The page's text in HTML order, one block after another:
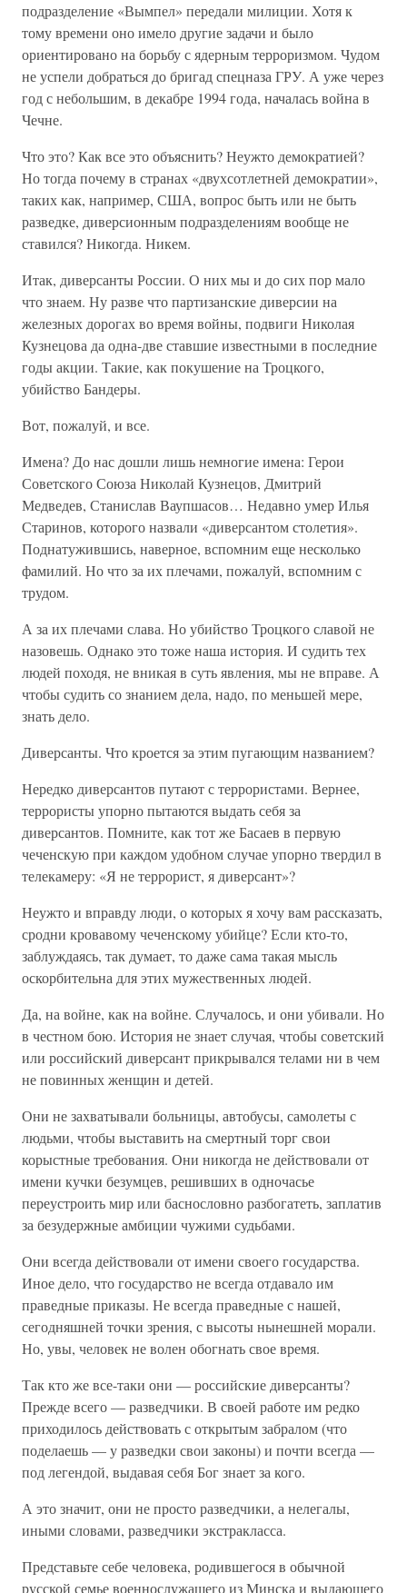
подразделение «Вымпел» передали милиции. Хотя к
тому времени оно имело другие задачи и было
ориентировано на борьбу с ядерным терроризмом. Чудом
не успели добраться до бригад спецназа ГРУ. А уже через
год с небольшим, в декабре 1994 года, началась война в
Чечне.
Что это? Как все это объяснить? Неужто демократией?
Но тогда почему в странах «двухсотлетней демократии»,
таких как, например, США, вопрос быть или не быть
разведке, диверсионным подразделениям вообще не
ставился? Никогда. Никем.
Итак, диверсанты России. О них мы и до сих пор мало
что знаем. Ну разве что партизанские диверсии на
железных дорогах во время войны, подвиги Николая
Кузнецова да одна-две ставшие известными в последние
годы акции. Такие, как покушение на Троцкого,
убийство Бандеры.
Вот, пожалуй, и все.
Имена? До нас дошли лишь немногие имена: Герои
Советского Союза Николай Кузнецов, Дмитрий
Медведев, Станислав Ваупшасов… Недавно умер Илья
Старинов, которого назвали «диверсантом столетия».
Поднатужившись, наверное, вспомним еще несколько
фамилий. Но что за их плечами, пожалуй, вспомним с
трудом.
А за их плечами слава. Но убийство Троцкого славой не
назовешь. Однако это тоже наша история. И судить тех
людей походя, не вникая в суть явления, мы не вправе. А
чтобы судить со знанием дела, надо, по меньшей мере,
знать дело.
Диверсанты. Что кроется за этим пугающим названием?
Нередко диверсантов путают с террористами. Вернее,
террористы упорно пытаются выдать себя за
диверсантов. Помните, как тот же Басаев в первую
чеченскую при каждом удобном случае упорно твердил в
телекамеру: «Я не террорист, я диверсант»?
Неужто и вправду люди, о которых я хочу вам рассказать,
сродни кровавому чеченскому убийце? Если кто-то,
заблуждаясь, так думает, то даже сама такая мысль
оскорбительна для этих мужественных людей.
Да, на войне, как на войне. Случалось, и они убивали. Но
в честном бою. История не знает случая, чтобы советский
или российский диверсант прикрывался телами ни в чем
не повинных женщин и детей.
Они не захватывали больницы, автобусы, самолеты с
людьми, чтобы выставить на смертный торг свои
корыстные требования. Они никогда не действовали от
имени кучки безумцев, решивших в одночасье
переустроить мир или баснословно разбогатеть, заплатив
за безудержные амбиции чужими судьбами.
Они всегда действовали от имени своего государства.
Иное дело, что государство не всегда отдавало им
праведные приказы. Не всегда праведные с нашей,
сегодняшней точки зрения, с высоты нынешней морали.
Но, увы, человек не волен обогнать свое время.
Так кто же все-таки они — российские диверсанты?
Прежде всего — разведчики. В своей работе им редко
приходилось действовать с открытым забралом (что
поделаешь — у разведки свои законы) и почти всегда —
под легендой, выдавая себя Бог знает за кого.
А это значит, они не просто разведчики, а нелегалы,
иными словами, разведчики экстракласса.
Представьте себе человека, родившегося в обычной
русской семье военнослужащего из Минска и выдающего